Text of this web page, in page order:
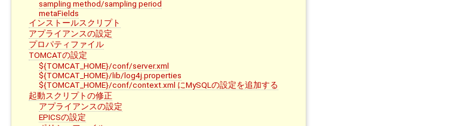
sampling method/sampling period
metaFields
インストールスクリプト
アプライアンスの設定
プロパティファイル
TOMCATの設定
${TOMCAT_HOME}/conf/server.xml
${TOMCAT_HOME}/lib/log4j.properties
${TOMCAT_HOME}/conf/context.xml にMySQLの設定を追加する
起動スクリプトの修正
アプライアンスの設定
EPICSの設定